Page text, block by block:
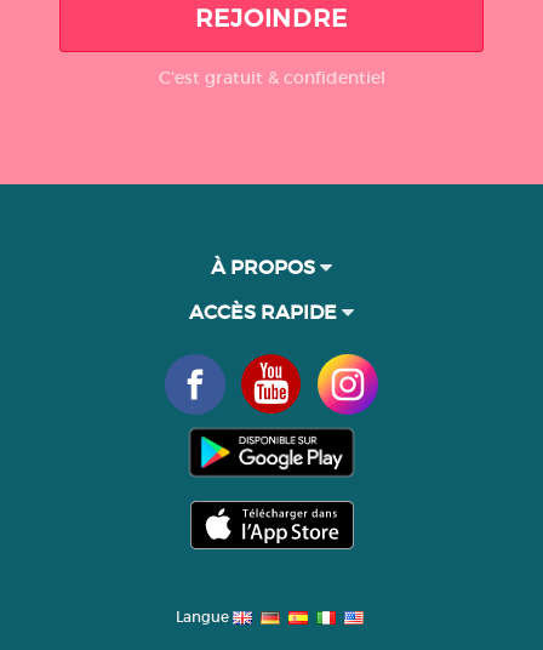
REJOINDRE
C'est gratuit & confidentiel
À PROPOS
ACCÈS RAPIDE
Langue